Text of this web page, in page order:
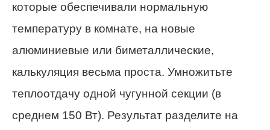
которые обеспечивали нормальную
температуру в комнате, на новые
алюминиевые или биметаллические,
калькуляция весьма проста. Умножитьте
теплоотдачу одной чугунной секции (в
среднем 150 Вт). Результат разделите на